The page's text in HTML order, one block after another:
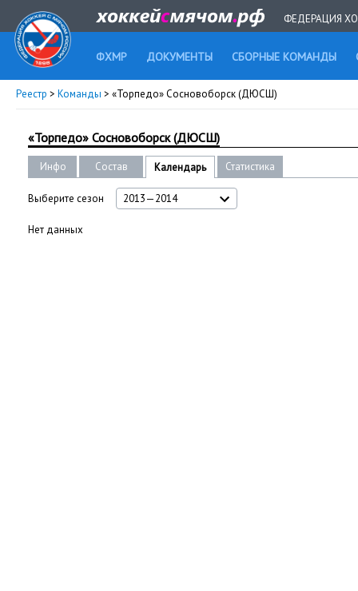
ФЕДЕРАЦИЯ
ФХМР ДОКУМЕНТЫ СБОРНЫЕ КОМАНДЫ
Реестр > Команды > «Торпедо» Сосновоборск (ДЮСШ)
«Торпедо» Сосновоборск (ДЮСШ)
Инфо Состав Календарь Статистика
Выберите сезон 2013—2014
Нет данных